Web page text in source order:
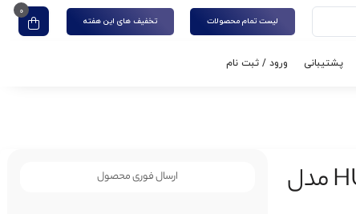
لیست تمام محصولات تخفیف های این هفته
0
پشتیبانی ورود / ثبت نام
مودم سیمکارتی جیبی برند HUAWEI مدل
ارسال فوری محصول